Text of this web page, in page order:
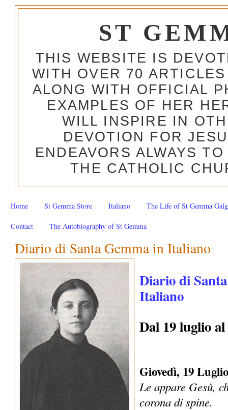
ST
THIS WEBSITE IS
WITH OVER 70
ALONG WITH OFFICIAL
EXAMPLES OF HER
WILL INSPIRE IN
DEVOTION FOR
ENDEAVORS ALWAYS
THE CATHOLIC
Home St Gemma Store Italiano The Life of St Gemma
Contact The Autobiography of St Gemma
Diario di Santa Gemma in Italiano
Diario di
Italiano
Dal 19 luglio
Giovedì, 19
Le appare Gesù,
corona di spine.